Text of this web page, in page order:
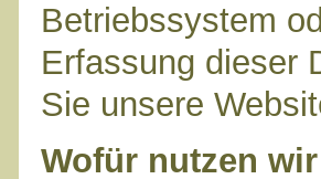
Betriebssystem
Erfassung dieser
Sie unsere
Wofür nutzen